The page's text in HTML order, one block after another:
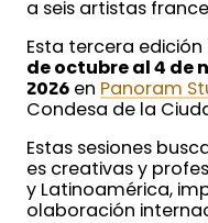
a seis artistas
Esta tercera
de octubre al 4 de
2026 en Panoram
Condesa de la
Estas sesiones
es creativas y
y Latinoamérica,
olaboración